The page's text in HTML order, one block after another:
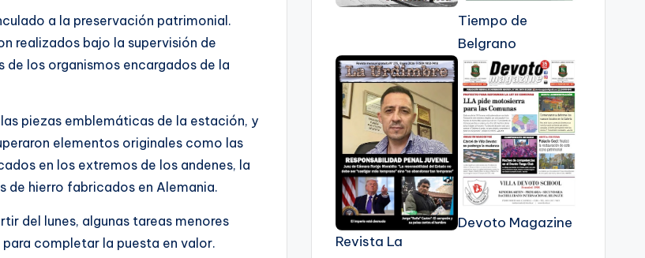
a la preservación patrimonial.
realizados bajo la supervisión de
los organismos encargados de la
piezas emblemáticas de la estación, y
elementos originales como las
en los extremos de los andenes, la
hierro fabricados en Alemania.
del lunes, algunas tareas menores
completar la puesta en valor.
Tiempo de
Belgrano
Revista La
Devoto Magazine